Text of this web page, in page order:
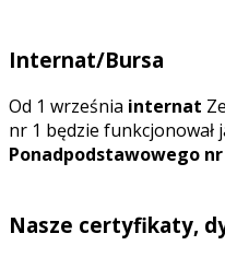
Internat/Bursa
Od 1 września internat
nr 1 będzie funkcjonował
Ponadpodstawowego nr
Nasze certyfikaty,